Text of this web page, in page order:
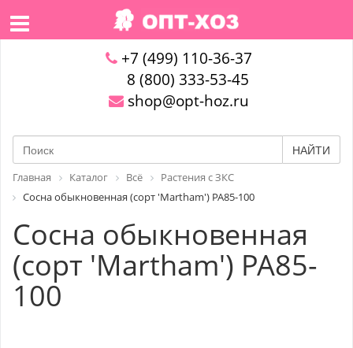
+7 (499) 110-36-37
8 (800) 333-53-45
shop@opt-hoz.ru
НАЙТИ
Главная Каталог Всё
Растения с ЗКС
Сосна обыкновенная (сорт 'Martham') PA85-100
Сосна обыкновенная
(сорт 'Martham') PA85-
100